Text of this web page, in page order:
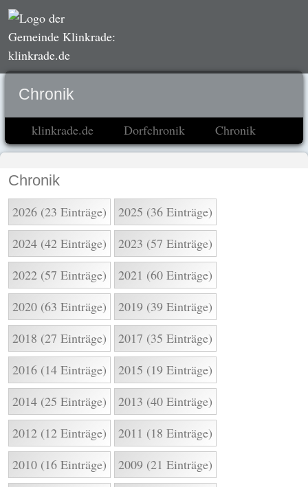
Chronik
klinkrade.de Dorfchronik Chronik
Chronik
2026 (23 Einträge)
2025 (36 Einträge)
2024 (42 Einträge)
2023 (57 Einträge)
2022 (57 Einträge)
2021 (60 Einträge)
2020 (63 Einträge)
2019 (39 Einträge)
2018 (27 Einträge)
2017 (35 Einträge)
2016 (14 Einträge)
2015 (19 Einträge)
2014 (25 Einträge)
2013 (40 Einträge)
2012 (12 Einträge)
2011 (18 Einträge)
2010 (16 Einträge)
2009 (21 Einträge)